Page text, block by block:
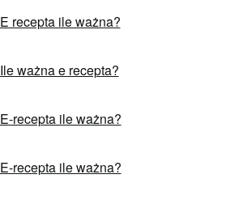
E recepta ile ważna?
Ile ważna e recepta?
E-recepta ile ważna?
E-recepta ile ważna?